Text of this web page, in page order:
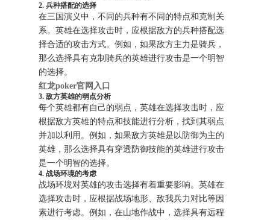
2. 兵种搭配的选择
在三国演义中，不同的兵种有不同的特点和克制关
系。英雄在选择攻击时，应根据敌方的兵种搭配选
择合适的攻击方式。例如，如果敌方主力是骑兵，
那么选择具有克制骑兵的英雄进行攻击是一个明智
的选择。
红龙poker官网入口
3. 敌方英雄的弱点分析
每个英雄都有自己的弱点，英雄在选择攻击时，应
根据敌方英雄的特点和技能进行分析，找到其弱点
并加以利用。例如，如果敌方英雄是以防御为主的
英雄，那么选择具有穿透防御技能的英雄进行攻击
是一个明智的选择。
4. 战场环境的考虑
战场环境对英雄的攻击选择有着重要影响。英雄在
选择攻击时，应根据战场地形、敌我兵力对比等因
素进行考虑。例如，在山地作战中，选择具有远程